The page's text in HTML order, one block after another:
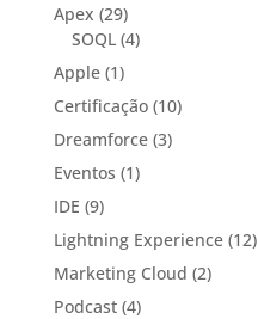
Apex (29)
SOQL(4)
Apple(1)
Certificação(10)
Dreamforce(3)
Eventos (1)
IDE (9)
Lightning Experience(12)
Marketing Cloud (2)
Podcast(4)